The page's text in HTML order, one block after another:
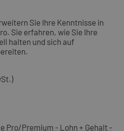
Sie Ihre Kenntnisse in
Sie erfahren, wie Sie Ihre
halten und sich auf
Pro/Premium - Lohn + Gehalt -